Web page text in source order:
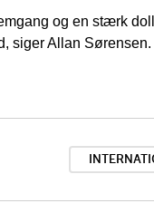
og en stærk
siger Allan Sørensen.